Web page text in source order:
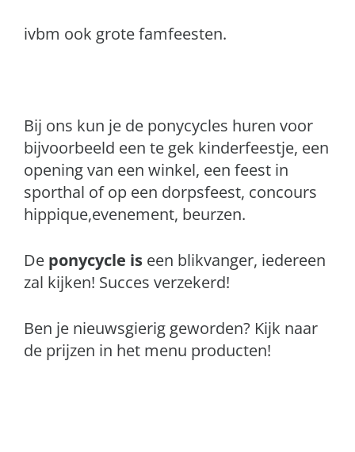
ivbm ook grote famfeesten.
Bij ons kun je de ponycycles huren voor
bijvoorbeeld een te gek kinderfeestje, een
opening van een winkel, een feest in
sporthal of op een dorpsfeest, concours
hippique,evenement, beurzen.
De ponycycle is een blikvanger, iedereen
zal kijken! Succes verzekerd!
Ben je nieuwsgierig geworden? Kijk naar
de prijzen in het menu producten!